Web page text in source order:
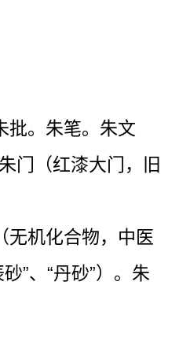
批。朱笔。朱文
门（红漆大门，旧
无机化合物，中医
”、“丹砂”）。朱